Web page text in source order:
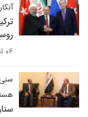
۰۶ اسفند ۱۳۹۶